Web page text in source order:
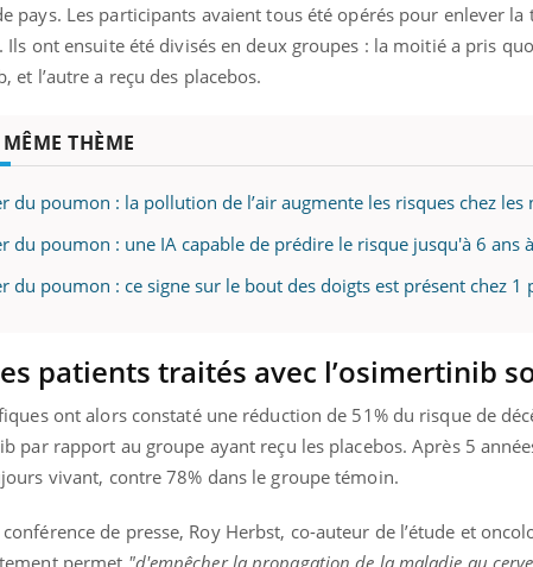
pays. Les participants avaient tous été opérés pour enlever
Ils ont ensuite été divisés en deux groupes : la moitié a pris
et l’autre a reçu des placebos.
THÈME
du poumon : la pollution de l’air augmente les risques chez
du poumon : une IA capable de prédire le risque jusqu'à 6 ans
du poumon : ce signe sur le bout des doigts est présent chez 1
patients traités avec l’osimertinib
ont alors constaté une réduction de 51% du risque de
par rapport au groupe ayant reçu les placebos. Après 5
vivant, contre 78% dans le groupe témoin.
conférence de presse, Roy Herbst, co-auteur de l’étude et
permet "d'empêcher la propagation de la maladie au